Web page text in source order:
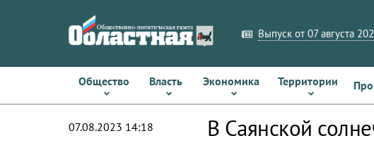
Выпуск от 07 августа
Общество Власть Экономика Территории
07.08.2023 14:18
В Саянской